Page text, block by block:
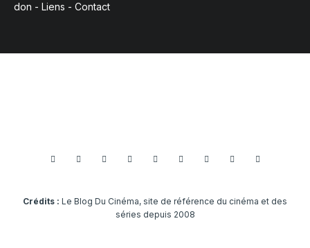
don - Liens - Contact
Crédits : Le Blog Du Cinéma, site de référence du cinéma et des
séries depuis 2008